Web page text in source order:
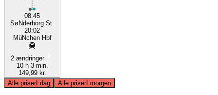
08:45
SøNderborg St.
20:02
MüNchen Hbf
2 ændringer
10 h 3 min.
149,99 kr.
Alle priserI dag Alle priserI morgen